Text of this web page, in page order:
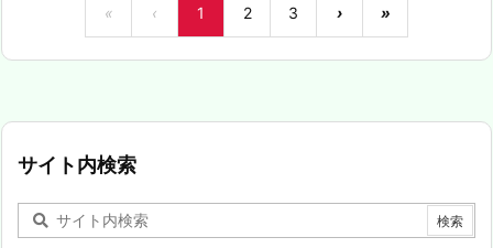
« ‹ 1 2 3 › »
サイト内検索